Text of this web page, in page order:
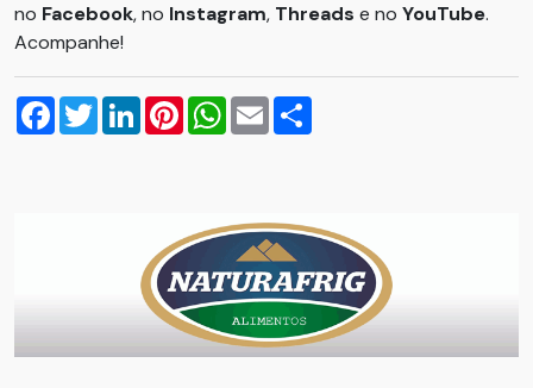
no Facebook, no Instagram, Threads e no YouTube.
Acompanhe!
Facebook
TwitterLinkedInPinterestWhatsApp
Email